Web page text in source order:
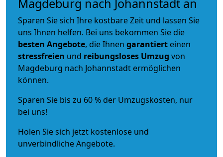
Magdeburg nach Johannstadt an
Sparen Sie sich Ihre kostbare Zeit und lassen Sie
uns Ihnen helfen. Bei uns bekommen Sie die
besten Angebote, die Ihnen garantiert einen
stressfreien und reibungsloses Umzug von
Magdeburg nach Johannstadt ermöglichen
können.
Sparen Sie bis zu 60 % der Umzugskosten, nur
bei uns!
Holen Sie sich jetzt kostenlose und
unverbindliche Angebote.